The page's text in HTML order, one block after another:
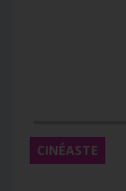
CINÉASTE